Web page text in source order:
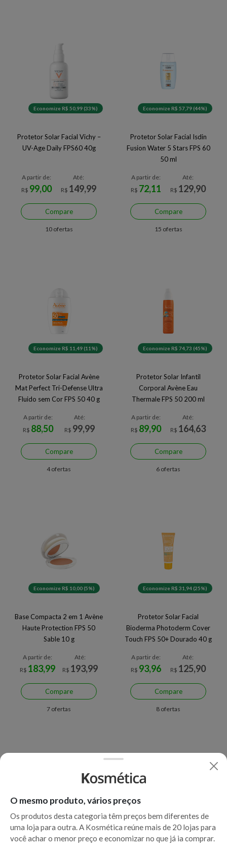
Economize R$ 50,99 (33%)
Protetor Solar Facial Vichy –
UV-Age Daily FPS60 40g
A partir de:
R$ 99,00
Até:
R$ 149,99
Compare
10 ofertas
Economize R$ 57,79 (44%)
Protetor Solar Facial Isdin
Fusion Water 5 Stars FPS 60
50 ml
A partir de:
R$ 72,11
Até:
R$ 129,90
Compare
15 ofertas
Economize R$ 11,49 (11%)
Protetor Solar Facial Avène
Mat Perfect Tri-Defense Ultra
Fluido sem Cor FPS 50 40 g
A partir de:
R$ 88,50
Até:
R$ 99,99
Compare
4 ofertas
Economize R$ 74,73 (45%)
Protetor Solar Infantil
Corporal Avène Eau
Thermale FPS 50 200 ml
A partir de:
R$ 89,90
Até:
R$ 164,63
Compare
6 ofertas
Economize R$ 10,00 (5%)
Base Compacta 2 em 1 Avène
Haute Protection FPS 50
Sable 10 g
A partir de:
R$ 183,99
Até:
R$ 193,99
Compare
7 ofertas
Economize R$ 31,94 (25%)
Protetor Solar Facial
Bioderma Photoderm Cover
Touch FPS 50+ Dourado 40 g
A partir de:
R$ 93,96
Até:
R$ 125,90
Compare
8 ofertas
Economize R$ 74,13 (43%) Economize R$ 47,00 (33%)
O mesmo produto, vários preços
Os produtos desta categoria têm preços bem diferentes de
uma loja para outra. A Kosmética reúne mais de 20 lojas para
você achar o menor preço e economizar no que já ia comprar.